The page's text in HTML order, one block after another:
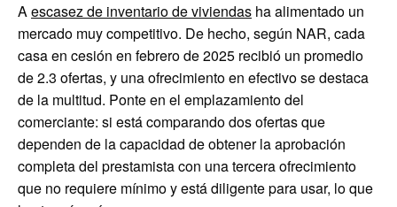
Aescasez de inventario de viviendas ha alimentado un
mercado muy competitivo. De hecho, según NAR, cada
casa en cesión en febrero de 2025 recibió un promedio
de 2.3 ofertas, y una ofrecimiento en efectivo se destaca
de la multitud. Ponte en el emplazamiento del
comerciante: si está comparando dos ofertas que
dependen de la capacidad de obtener la aprobación
completa del prestamista con una tercera ofrecimiento
que no requiere mínimo y está diligente para usar, lo que